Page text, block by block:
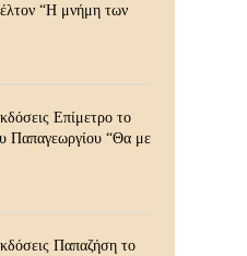
“Η μνήμη των
Επίμετρο το
Παπαγεωργίου “Θα με
Παπαζήση το